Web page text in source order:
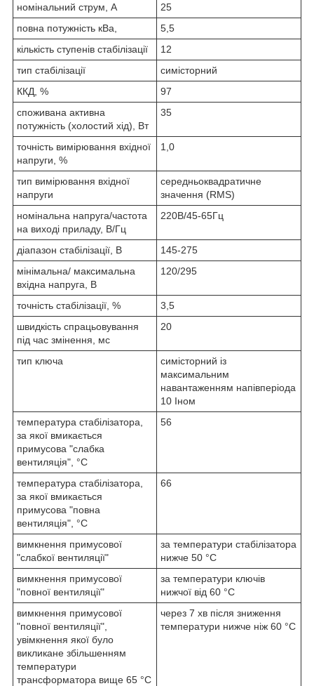
номінальний струм, А
25
повна потужність кВа,
5,5
кількість ступенів стабілізації
12
тип стабілізації
симісторний
ККД, %
97
споживана активна
потужність (холостий хід), Вт
35
точність вимірювання вхідної
напруги, %
1,0
тип вимірювання вхідної
напруги
середньоквадратичне
значення (RMS)
номінальна напруга/частота
на виході приладу, В/Гц
220В/45-65Гц
діапазон стабілізації, В
145-275
мінімальна/ максимальна
вхідна напруга, В
120/295
точність стабілізації, %
3,5
швидкість спрацьовування
під час змінення, мс
20
тип ключа
симісторний із
максимальним
навантаженням напівперіода
10 Iном
температура стабілізатора,
за якої вмикається
примусова "слабка
вентиляція", °C
56
температура стабілізатора,
за якої вмикається
примусова "повна
вентиляція", °C
66
вимкнення примусової
"слабкої вентиляції"
за температури стабілізатора
нижче 50 °C
вимкнення примусової
"повної вентиляції"
за температури ключів
нижчої від 60 °C
вимкнення примусової
"повної вентиляції",
увімкнення якої було
викликане збільшенням
температури
трансформатора вище 65 °C
через 7 хв після зниження
температури нижче ніж 60 °C